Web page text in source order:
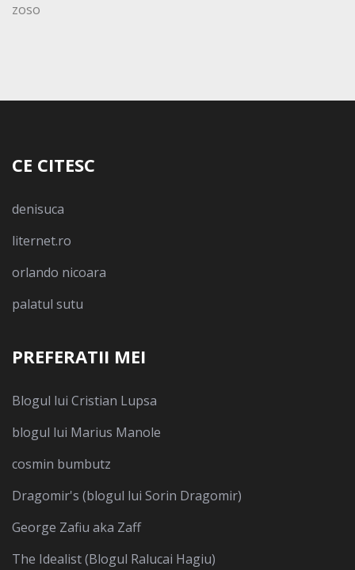
zoso
CE CITESC
denisuca
liternet.ro
orlando nicoara
palatul sutu
PREFERATII MEI
Blogul lui Cristian Lupsa
blogul lui Marius Manole
cosmin bumbutz
Dragomir's (blogul lui Sorin Dragomir)
George Zafiu aka Zaff
The Idealist (Blogul Ralucai Hagiu)